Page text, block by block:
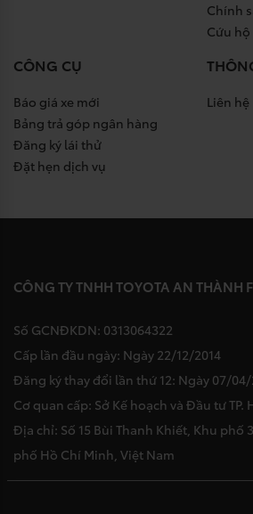
Chính
Cứu hộ
CÔNG CỤ
Báo giá xe mới
Bảng trả góp ngân hàng
Đăng ký lái thử
Đặt hẹn dịch vụ
Liên hệ
CÔNG TY TNHH TOYOTA AN THÀNH
Số GCNĐKDN: 0313064322
Cấp lần đầu ngày: Ngày 22/12/2014
Đăng ký thay đổi lần thứ 12: Ngày 07/04/
Cơ quan cấp: Sở Kế hoạch và Đầu tư TP.
Địa chỉ: Số 15 Bùi Thanh Khiết, Khu phố
phố Hồ Chí Minh, Việt Nam